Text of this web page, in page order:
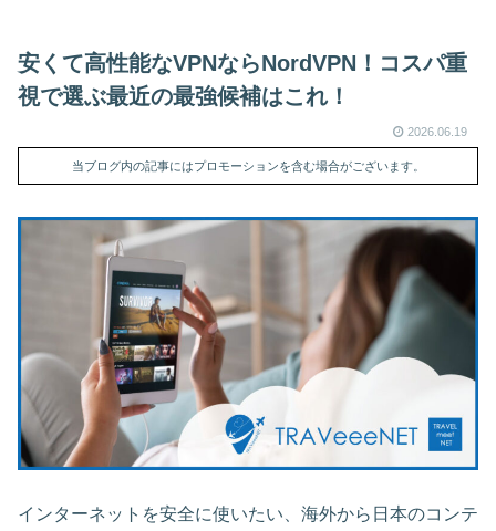
安くて高性能なVPNならNordVPN！コスパ重
視で選ぶ最近の最強候補はこれ！
2026.06.19
当ブログ内の記事にはプロモーションを含む場合がございます。
インターネットを安全に使いたい、海外から日本のコンテ